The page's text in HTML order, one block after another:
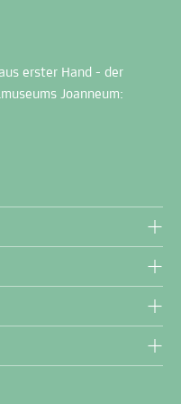
erster Hand - der
Joanneum: